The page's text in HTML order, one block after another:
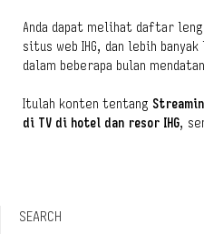
Anda dapat melihat daftar
situs web IHG, dan lebih
dalam beberapa bulan
Itulah konten tentang
di TV di hotel dan resor IHG,
SEARCH